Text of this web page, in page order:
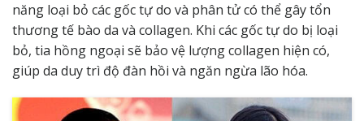
năng loại bỏ các gốc tự do và phân tử có thể gây tổn
thương tế bào da và collagen. Khi các gốc tự do bị loại
bỏ, tia hồng ngoại sẽ bảo vệ lượng collagen hiện có,
giúp da duy trì độ đàn hồi và ngăn ngừa lão hóa.